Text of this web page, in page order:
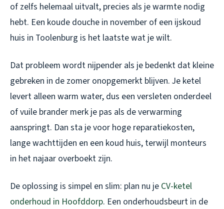
of zelfs helemaal uitvalt, precies als je warmte nodig
hebt. Een koude douche in november of een ijskoud
huis in Toolenburg is het laatste wat je wilt.
Dat probleem wordt nijpender als je bedenkt dat kleine
gebreken in de zomer onopgemerkt blijven. Je ketel
levert alleen warm water, dus een versleten onderdeel
of vuile brander merk je pas als de verwarming
aanspringt. Dan sta je voor hoge reparatiekosten,
lange wachttijden en een koud huis, terwijl monteurs
in het najaar overboekt zijn.
De oplossing is simpel en slim: plan nu je CV-ketel
onderhoud in Hoofddorp. Een onderhoudsbeurt in de